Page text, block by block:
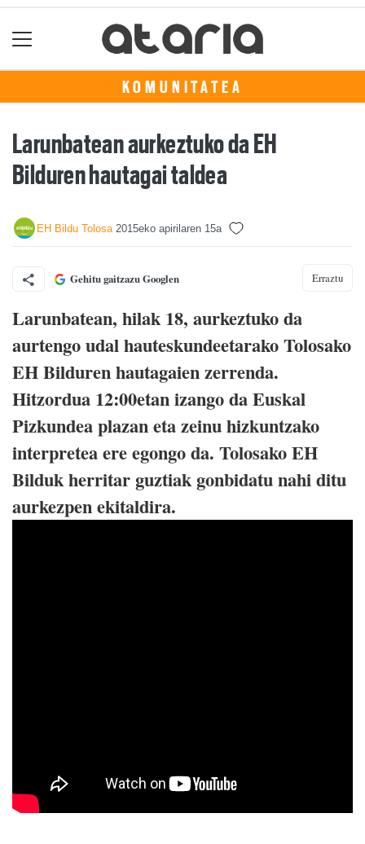
KOMUNITATEA
Larunbatean aurkeztuko da EH
Bilduren hautagai taldea
EH Bildu Tolosa 2015eko apirilaren 15a
Gehitu gaitzazu Googlen Erraztu
Larunbatean, hilak 18, aurkeztuko da
aurtengo udal hauteskundeetarako Tolosako
EH Bilduren hautagaien zerrenda.
Hitzordua 12:00etan izango da Euskal
Pizkundea plazan eta zeinu hizkuntzako
interpretea ere egongo da. Tolosako EH
Bilduk herritar guztiak gonbidatu nahi ditu
aurkezpen ekitaldira.